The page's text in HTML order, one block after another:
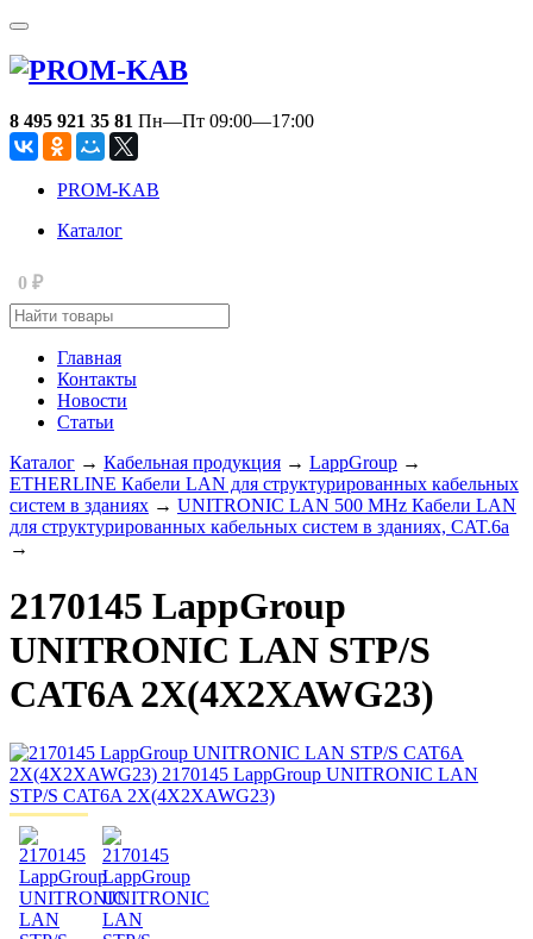
8 495 921 35 81 Пн—Пт 09:00—17:00
PROM-KAB
Каталог
0 ₽
Главная
Контакты
Новости
Статьи
Каталог → Кабельная продукция → LappGroup →
ETHERLINE Кабели LAN для структурированных кабельных
систем в зданиях → UNITRONIC LAN 500 MHz Кабели LAN
для структурированных кабельных систем в зданиях, CAT.6a
→
2170145 LappGroup
UNITRONIC LAN STP/S
CAT6A 2X(4X2XAWG23)